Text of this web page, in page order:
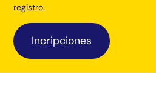
registro.
Incripciones